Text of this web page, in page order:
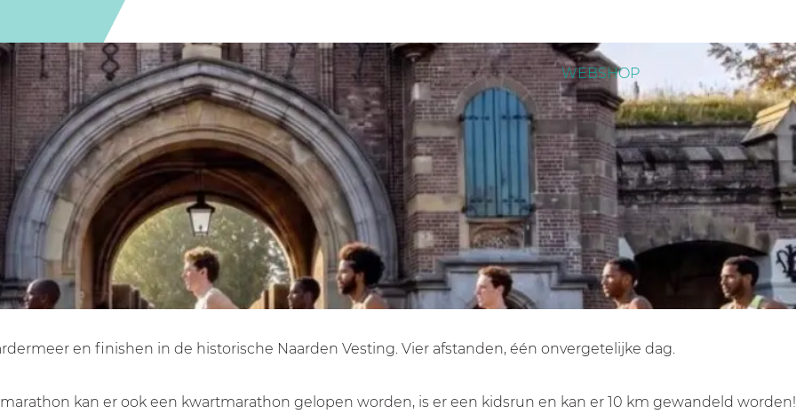
WEBSHOP
en finishen in de historische Naarden Vesting. Vier afstanden, één onvergetelijke dag.
kan er ook een kwartmarathon gelopen worden, is er een kidsrun en kan er 10 km gewandeld worden!